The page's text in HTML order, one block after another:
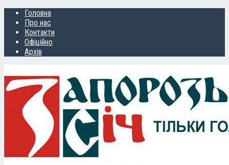
Головна
Про нас
Контакти
Офіційно
Архів